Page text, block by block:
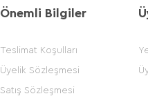
Önemli Bilgiler
Teslimat Koşulları
Üyelik Sözleşmesi
Satış Sözleşmesi